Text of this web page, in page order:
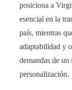
posiciona a
esencial en la
país, mientras
adaptabilidad y
demandas de
personalización.